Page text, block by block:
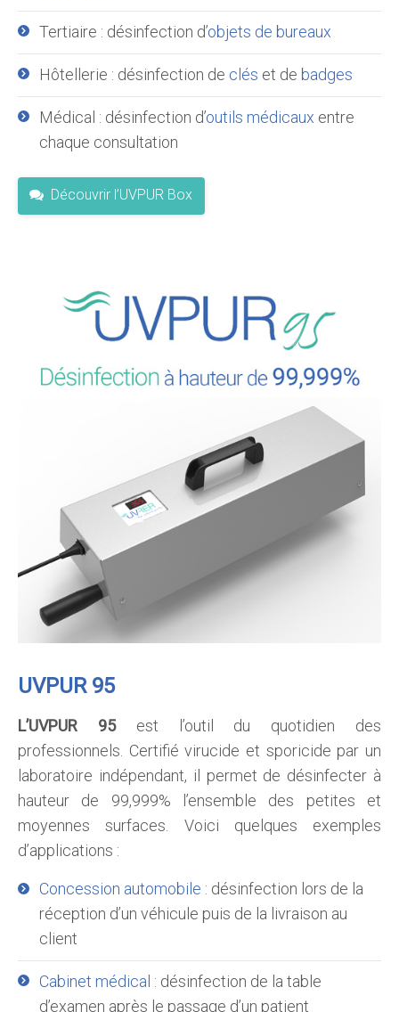
Tertiaire : désinfection d’objets de bureaux
Hôtellerie : désinfection de clés et de badges
Médical : désinfection d’outils médicaux entre
chaque consultation
Découvrir l’UVPUR Box
UVPUR 95
L’UVPUR 95est l’outil du quotidien des
professionnels. Certifié virucide et sporicide par un
laboratoire indépendant, il permet de désinfecter à
hauteur de 99,999% l’ensemble des petites et
moyennes surfaces. Voici quelques exemples
d’applications :
Concession automobile : désinfection lors de la
réception d’un véhicule puis de la livraison au
client
Cabinet médical : désinfection de la table
d’examen après le passage d’un patient